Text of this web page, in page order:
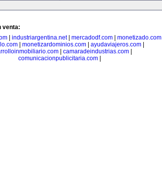
venta:
| industriargentina.net| mercadodf.com| monetizado.com|
| monetizardominios.com| ayudaviajeros.com|
camaradeindustrias.com
comunicacionpublicitaria.com